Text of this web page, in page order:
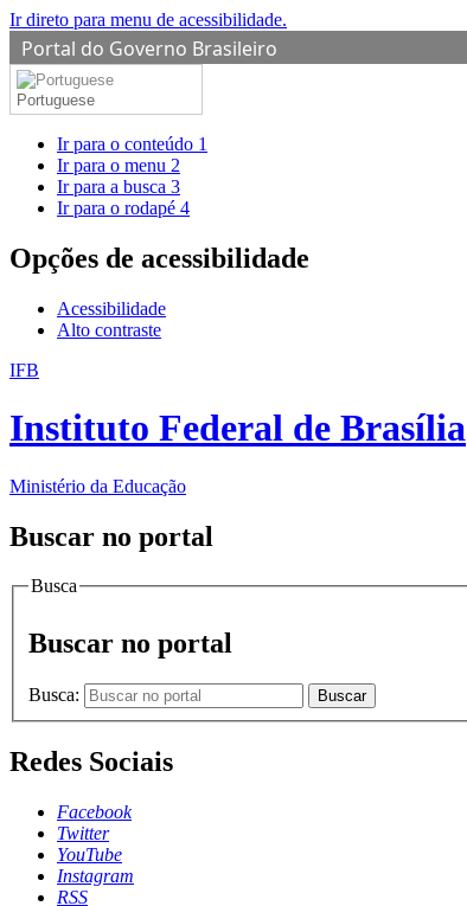
Ir direto para menu de acessibilidade.
Portal do Governo Brasileiro
Portuguese
Ir para o conteúdo 1
Ir para o menu 2
Ir para a busca 3
Ir para o rodapé 4
Opções de acessibilidade
Acessibilidade
Alto contraste
IFB
Instituto Federal de Brasília
Ministério da Educação
Buscar no portal
Busca
Buscar no portal
Busca: Buscar
Redes Sociais
Facebook
Twitter
YouTube
Instagram
RSS